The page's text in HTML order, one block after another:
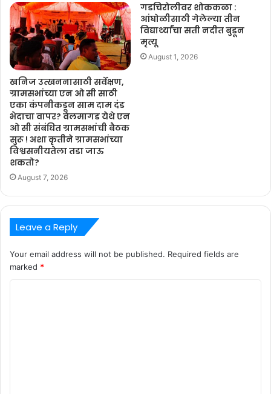
खनिज उत्खननासाठी सर्वेक्षण,
ग्रामसभांच्या एन ओ सी साठी
एका कंपनीकडून साम दाम दंड
भेदाचा वापर? वेलमागड येथे एन
ओ सी संबंधित ग्रामसभांची बैठक
सुरू ! अशा कृतीने ग्रामसभांच्या
विश्वसनीयतेला तडा जाऊ
शकतो?
August 7, 2026
गडचिरोलीवर शोककळा :
आंघोळीसाठी गेलेल्या तीन
विद्यार्थ्यांचा सती नदीत बुडून
मृत्यू
August 1, 2026
Leave a Reply
Your email address will not be published. Required fields are
marked *